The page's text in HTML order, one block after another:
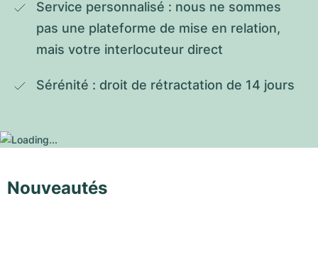
Service personnalisé : nous ne sommes
pas une plateforme de mise en relation,
mais votre interlocuteur direct
Sérénité : droit de rétractation de 14 jours
Nouveautés